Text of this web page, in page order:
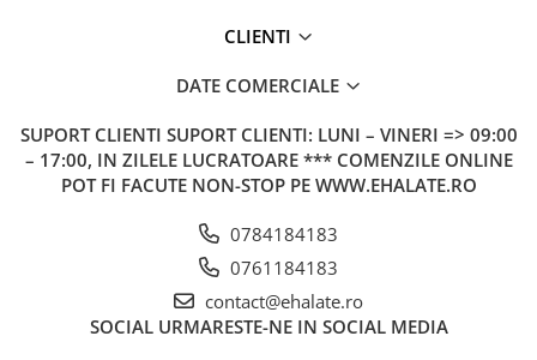
CLIENTI
DATE COMERCIALE
SUPORT CLIENTI SUPORT CLIENTI: LUNI – VINERI => 09:00
– 17:00, IN ZILELE LUCRATOARE *** COMENZILE ONLINE
POT FI FACUTE NON-STOP PE WWW.EHALATE.RO
0784184183
0761184183
contact@ehalate.ro
SOCIAL URMARESTE-NE IN SOCIAL MEDIA